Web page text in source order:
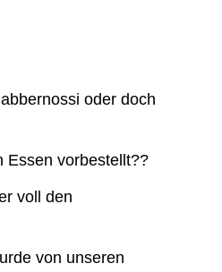
oder doch
Essen vorbestellt??
voll den
von unseren